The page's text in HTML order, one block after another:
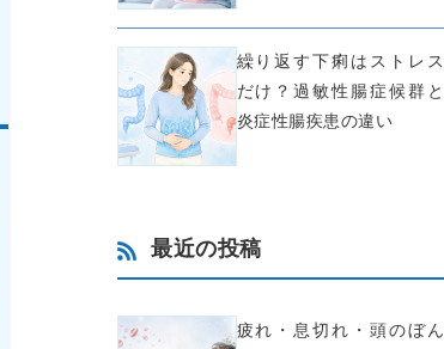
繰り返す下痢はストレス
だけ？過敏性腸症候群と
炎症性腸疾患の違い
最近の投稿
疲れ・息切れ・頭のぼん